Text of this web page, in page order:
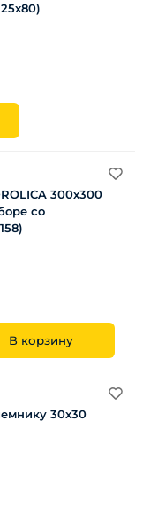
300х300
со
В корзину
30х30